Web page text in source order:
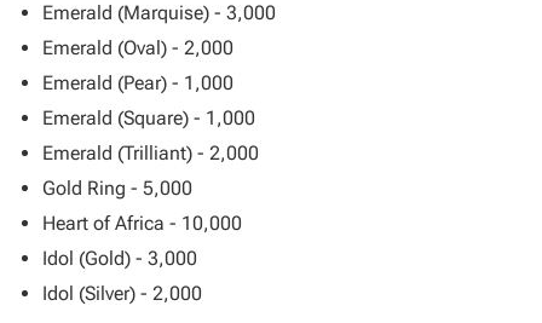
Emerald (Marquise) - 3,000
Emerald (Oval) - 2,000
Emerald (Pear) - 1,000
Emerald (Square) - 1,000
Emerald (Trilliant) - 2,000
Gold Ring - 5,000
Heart of Africa - 10,000
Idol (Gold) - 3,000
Idol (Silver) - 2,000